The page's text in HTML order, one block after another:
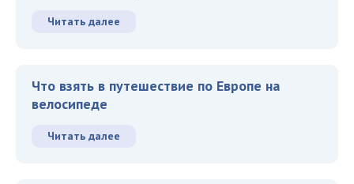
Читать далее
Что взять в путешествие по Европе на
велосипеде
Читать далее